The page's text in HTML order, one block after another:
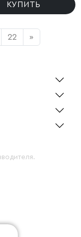
КУПИТЬ
22 »